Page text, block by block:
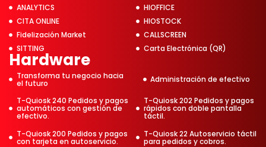
ANALYTICS
HIOFFICE
CITA ONLINE
HIOSTOCK
Fidelización Market
CALLSCREEN
SITTING
Carta Electrónica (QR)
Hardware
Transforma tu negocio hacia
el futuro Administración de efectivo
T-Quiosk 240 Pedidos y pagos
automáticos con gestión de
efectivo.
T-Quiosk 202 Pedidos y pagos
rápidos con doble pantalla
táctil.
T-Quiosk 200 Pedidos y pagos
con tarjeta en autoservicio.
T-Quiosk 22 Autoservicio táctil
para pedidos y cobros.